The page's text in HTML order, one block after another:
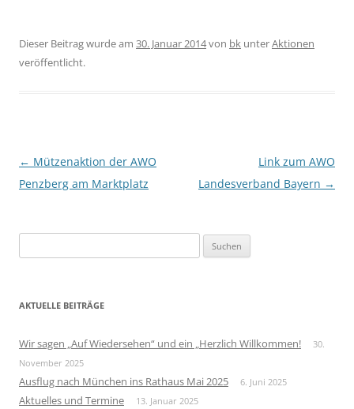
Dieser Beitrag wurde am 30. Januar 2014von bk unterAktionen
veröffentlicht.
Beitragsnavigation
← Mützenaktion der AWO
Penzberg am Marktplatz
Link zum AWO
Landesverband Bayern →
u
h
n
a
c
AKTUELLE BEITRÄGE
Wir sagen „Auf Wiedersehen“ und ein „Herzlich Willkommen!
30.
November 2025
Ausflug nach München ins Rathaus Mai 2025 6. Juni 2025
Aktuelles und Termine 13. Januar 2025